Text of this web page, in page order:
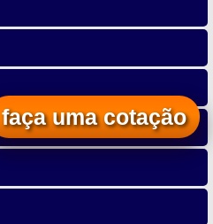
faça uma cotação